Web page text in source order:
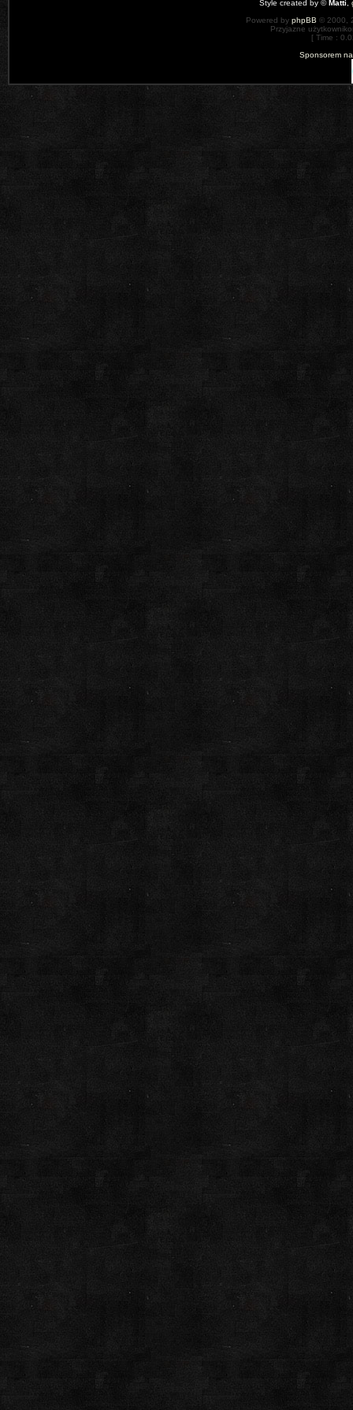
Style created by © Matti
Powered by phpBB © 2000,
Przyjazne
[ Time :
Sponsorem